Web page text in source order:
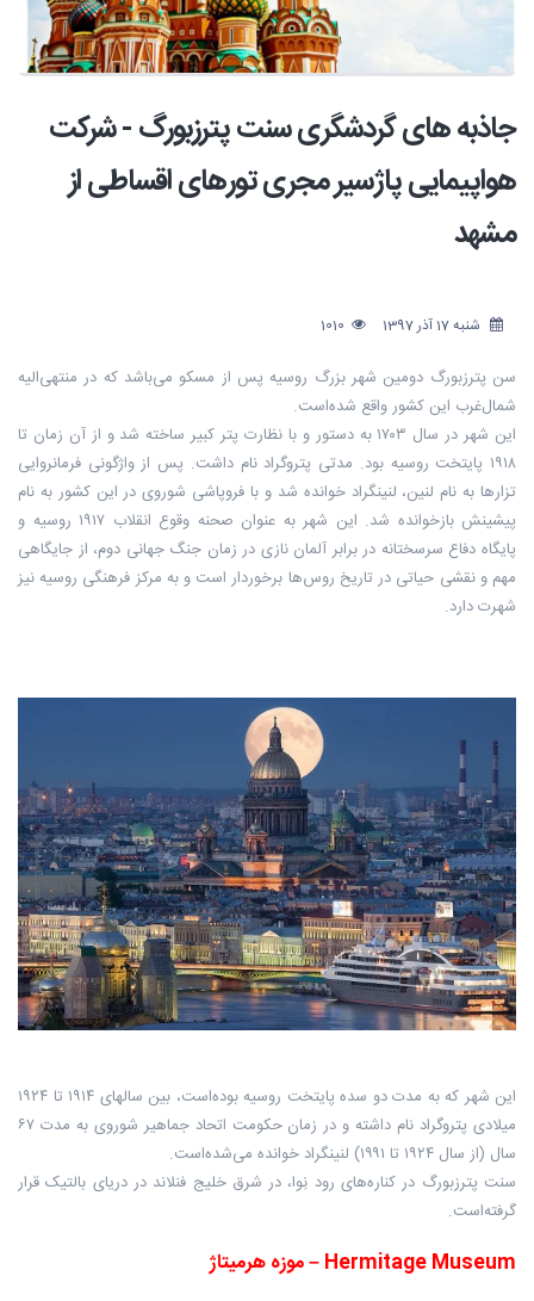
جاذبه های گردشگری سنت پترزبورگ - شرکت
هواپیمایی پاژسیر مجری تورهای اقساطی از
مشهد
شنبه 17 آذر 1397
سن پترزبورگ دومین شهر بزرگ روسیه پس از مسکو می‌باشد که در منتهی‌الیه
شمال‌غرب این کشور واقع شده‌است.
این شهر در سال ۱۷۰۳ به دستور و با نظارت پتر کبیر ساخته شد و از آن زمان تا
۱۹۱۸ پایتخت روسیه بود. مدتی پتروگراد نام داشت. پس از واژگونی فرمانروایی
تزارها به نام لنین، لنینگراد خوانده شد و با فروپاشی شوروی در این کشور به نام
پیشینش بازخوانده شد. این شهر به عنوان صحنه وقوع انقلاب ۱۹۱۷ روسیه و
پایگاه دفاع سرسختانه در برابر آلمان نازی در زمان جنگ جهانی دوم، از جایگاهی
مهم و نقشی حیاتی در تاریخ روس‌ها برخوردار است و به مرکز فرهنگی روسیه نیز
شهرت دارد.
این شهر که به مدت دو سده پایتخت روسیه بوده‌است، بین سالهای ۱۹۱۴ تا ۱۹۲۴
میلادی پتروگراد نام داشته و در زمان حکومت اتحاد جماهیر شوروی به مدت ۶۷
سال (از سال ۱۹۲۴ تا ۱۹۹۱) لنینگراد خوانده می‌شده‌است. ‏
سنت پترزبورگ در کناره‌های رود نِوا، در شرق خلیج فنلاند در دریای بالتیک قرار
گرفته‌است.
Hermitage Museum – موزه هرمیتاژ